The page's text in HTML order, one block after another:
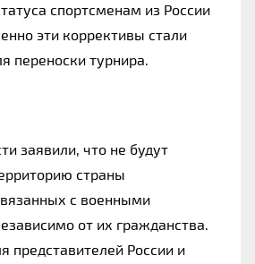
спортсменам из России
эти коррективы стали
переноски турнира.
заявили, что не будут
страны
с военными
от их гражданства.
представителей России и